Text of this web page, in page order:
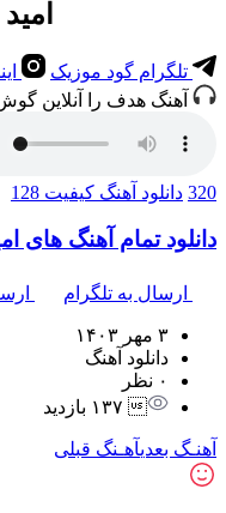
تلگرام گود موزیک
آهنگ هدف را آنلاین
320 دانلود آهنگ کیفیت 128
دانلود تمام آهنگ های
ارسال به تلگرام
۳ مهر ۱۴۰۳
دانلود آهنگ
۰ نظر
۱۳۷ بازدید
آهنـگ بعدیآهـنگ قبلی